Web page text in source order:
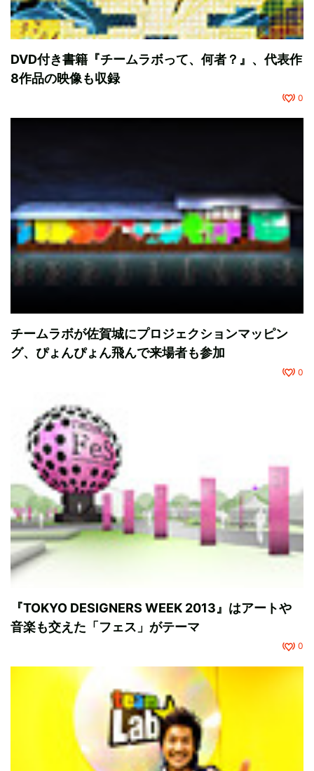
DVD付き書籍『チームラボって、何者？』、代表作
8作品の映像も収録
0
チームラボが佐賀城にプロジェクションマッピン
グ、ぴょんぴょん飛んで来場者も参加
0
『TOKYO DESIGNERS WEEK 2013』はアートや
音楽も交えた「フェス」がテーマ
0